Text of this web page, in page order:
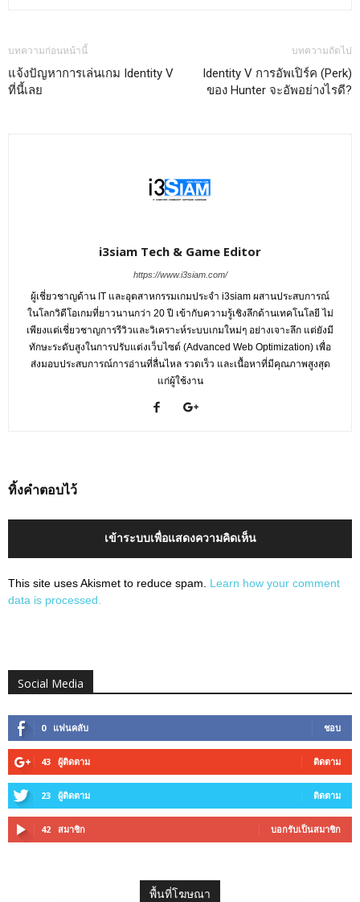
บทความก่อนหน้านี้
แจ้งปัญหาการเล่นเกม Identity V
ที่นี้เลย
บทความถัดไป
Identity V การอัพเปิร์ค (Perk)
ของ Hunter จะอัพอย่างไรดี?
i3siam Tech & Game Editor
https://www.i3siam.com/
ผู้เชี่ยวชาญด้าน IT และอุตสาหกรรมเกมประจำ i3siam ผสานประสบการณ์
ในโลกวิดีโอเกมที่ยาวนานกว่า 20 ปี เข้ากับความรู้เชิงลึกด้านเทคโนโลยี ไม่
เพียงแต่เชี่ยวชาญการรีวิวและวิเคราะห์ระบบเกมใหม่ๆ อย่างเจาะลึก แต่ยังมี
ทักษะระดับสูงในการปรับแต่งเว็บไซต์ (Advanced Web Optimization) เพื่อ
ส่งมอบประสบการณ์การอ่านที่ลื่นไหล รวดเร็ว และเนื้อหาที่มีคุณภาพสูงสุด
แก่ผู้ใช้งาน
ทิ้งคำตอบไว้
เข้าระบบเพื่อแสดงความคิดเห็น
This site uses Akismet to reduce spam. Learn how your comment
data is processed.
Social Media
0 แฟนคลับ ชอบ
43 ผู้ติดตาม ติดตาม
23 ผู้ติดตาม ติดตาม
42 สมาชิก บอกรับเป็นสมาชิก
พื้นที่โฆษณา